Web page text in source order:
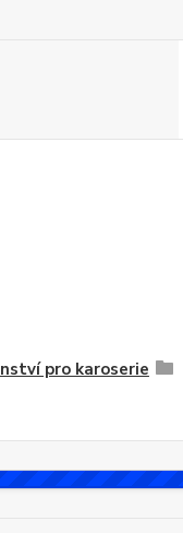
pro karoserie